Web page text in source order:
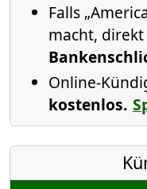
Falls
macht,
Online-
kostenlos.